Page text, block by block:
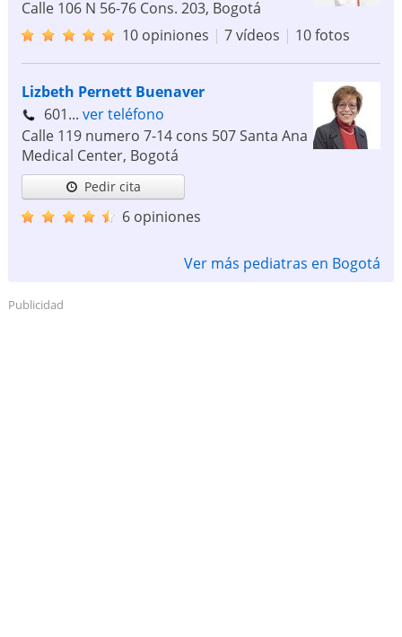
Calle 106 N 56-76 Cons. 203, Bogotá
10 opiniones | 7 vídeos | 10 fotos
Lizbeth Pernett Buenaver
601... ver teléfono
Calle 119 numero 7-14 cons 507 Santa Ana
Medical Center, Bogotá
Pedir cita
6 opiniones
Ver más pediatras en Bogotá
Publicidad